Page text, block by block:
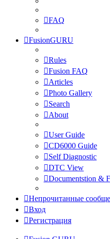
FAQ
FusionGURU
Rules
Fusion FAQ
Articles
Photo Gallery
Search
About
User Guide
CD6000 Guide
Self Diagnostic
DTC View
Documentstion &
Непрочитанные
Вход
Регистрация